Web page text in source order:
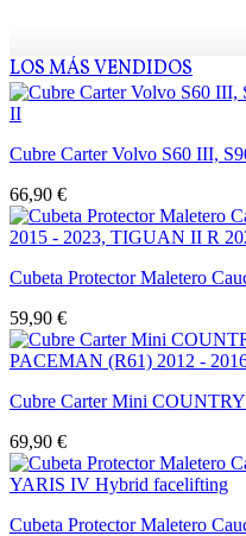
LOS MÁS VENDIDOS
Cubre Carter Volvo S60 III,
66,90 €
Cubeta Protector Maletero
59,90 €
Cubre Carter Mini
69,90 €
Cubeta Protector Maletero